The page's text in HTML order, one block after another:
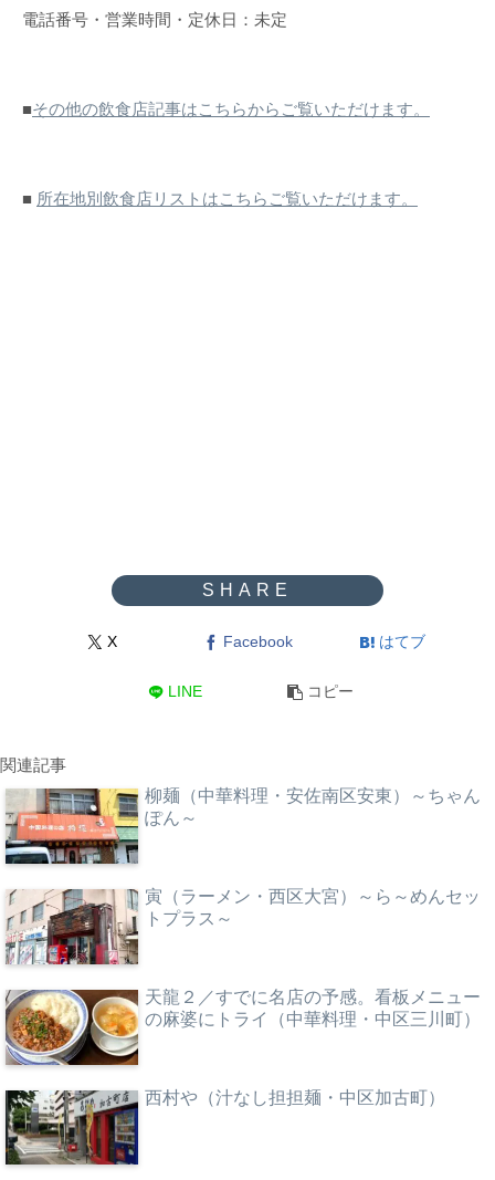
電話番号・営業時間・定休日：未定
■その他の飲食店記事はこちらからご覧いただけます。
■ 所在地別飲食店リストはこちらご覧いただけます。
X Facebook はてブ
LINE コピー
関連記事
柳麺（中華料理・安佐南区安東）～ちゃん
ぽん～
寅（ラーメン・西区大宮）～ら～めんセッ
トプラス～
天龍２／すでに名店の予感。看板メニュー
の麻婆にトライ（中華料理・中区三川町）
西村や（汁なし担担麺・中区加古町）